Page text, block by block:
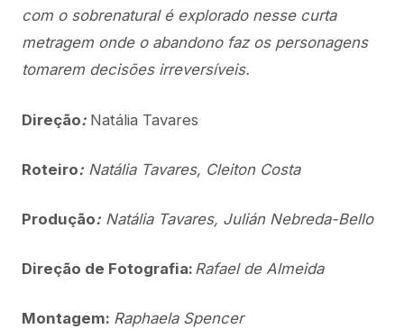
com o sobrenatural é explorado nesse curta
metragem onde o abandono faz os personagens
tomarem decisões irreversíveis.
Direção: Natália Tavares
Roteiro: Natália Tavares, Cleiton Costa
Produção: Natália Tavares, Julián Nebreda-Bello
Direção de Fotografia: Rafael de Almeida
Montagem: Raphaela Spencer